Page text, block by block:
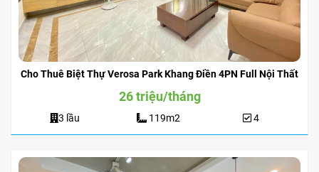
Cho Thuê Biệt Thự Verosa Park Khang Điền 4PN Full Nội Thất
26 triệu/tháng
3 lầu 119m2 4